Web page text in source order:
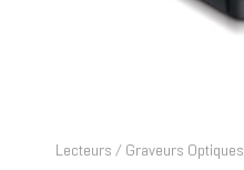
Lecteurs / Graveurs Optiques